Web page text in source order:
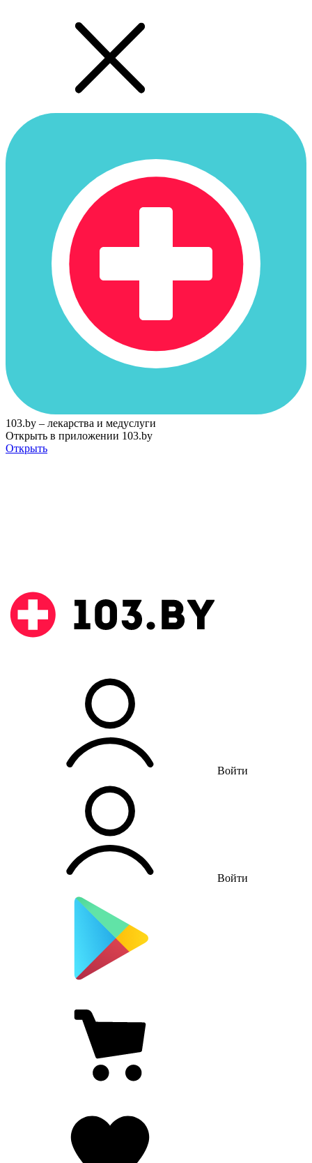
103.by – лекарства и медуслуги
Открыть в приложении 103.by
Открыть
Войти
Войти